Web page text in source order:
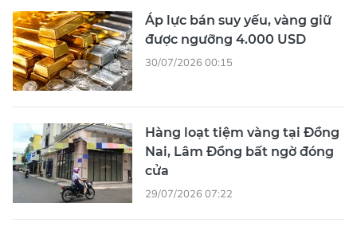
Áp lực bán suy yếu, vàng giữ
được ngưỡng 4.000 USD
30/07/2026 00:15
Hàng loạt tiệm vàng tại Đồng
Nai, Lâm Đồng bất ngờ đóng
cửa
29/07/2026 07:22